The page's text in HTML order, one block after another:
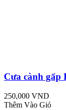
Cưa cành gấp
250,000 VND
Thêm Vào Giỏ